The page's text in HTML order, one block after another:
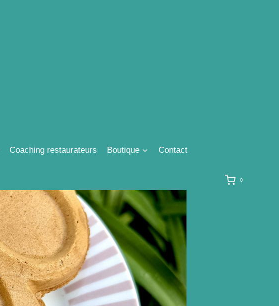
Coaching restaurateurs Boutique Contact
0